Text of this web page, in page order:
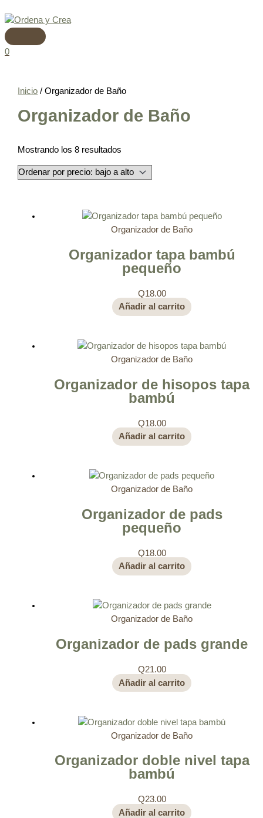
al
contenido
0
Inicio / Organizador de Baño
Organizador de Baño
Mostrando los 8 resultados
Organizador de Baño
Organizador tapa bambú
pequeño
Q18.00
Añadir al carrito
Organizador de Baño
Organizador de hisopos tapa
bambú
Q18.00
Añadir al carrito
Organizador de Baño
Organizador de pads
pequeño
Q18.00
Añadir al carrito
Organizador de Baño
Organizador de pads grande
Q21.00
Añadir al carrito
Organizador de Baño
Organizador doble nivel tapa
bambú
Q23.00
Añadir al carrito